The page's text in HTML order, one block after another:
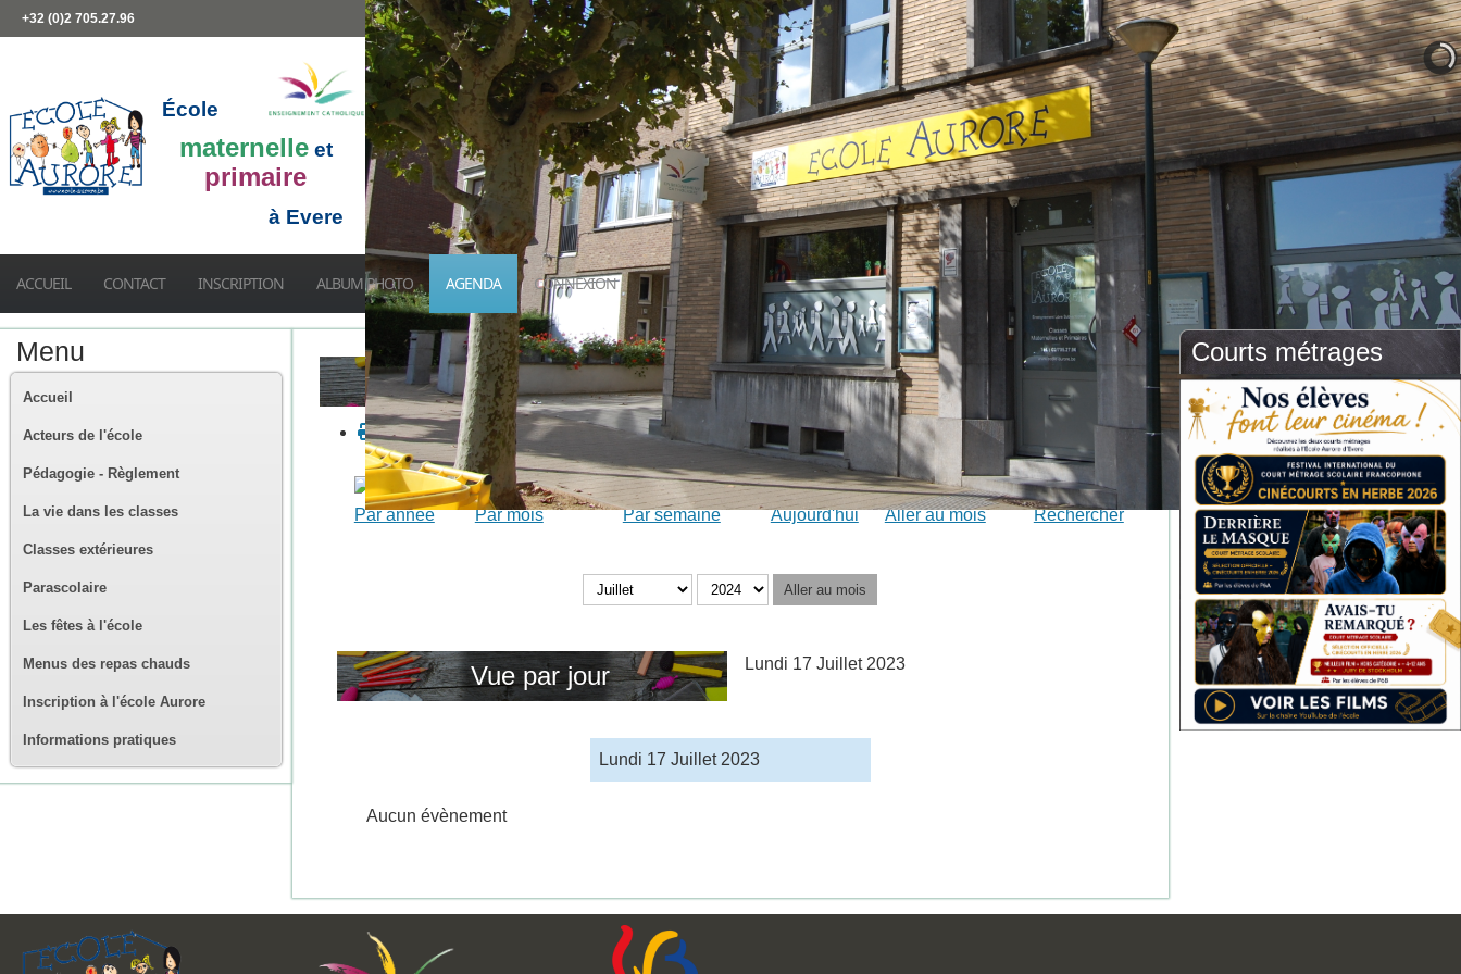
+32 (0)2 705.27.96
École
maternelle et
primaire
à Evere
ACCUEIL CONTACT INSCRIPTION ALBUM PHOTO AGENDA CONNEXION
Menu
Accueil
Acteurs de l'école
Pédagogie - Règlement
La vie dans les classes
Classes extérieures
Parascolaire
Les fêtes à l'école
Menus des repas chauds
Inscription à l'école Aurore
Informations pratiques
Calendrier
Par année Par mois Par semaine Aujourd'hui Aller au mois Rechercher
Aller au mois
Vue par jour Lundi 17 Juillet 2023
Lundi 17 Juillet 2023
Aucun évènement
Courts métrages